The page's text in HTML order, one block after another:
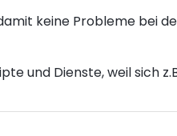
keine Probleme bei
und Dienste, weil sich